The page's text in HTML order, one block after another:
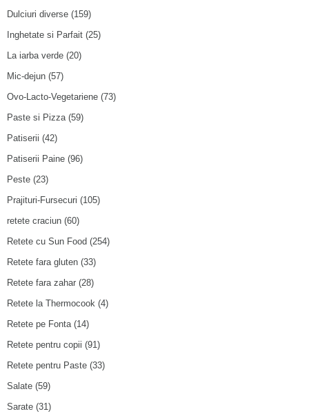
Dulciuri diverse (159)
Inghetate si Parfait (25)
La iarba verde (20)
Mic-dejun (57)
Ovo-Lacto-Vegetariene (73)
Paste si Pizza(59)
Patiserii (42)
Patiserii Paine (96)
Peste (23)
Prajituri-Fursecuri (105)
retete craciun (60)
Retete cu Sun Food (254)
Retete fara gluten (33)
Retete fara zahar (28)
Retete la Thermocook (4)
Retete pe Fonta(14)
Retete pentru copii (91)
Retete pentru Paste (33)
Salate (59)
Sarate (31)